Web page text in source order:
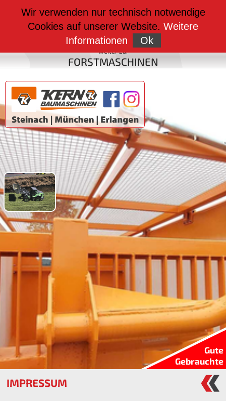
BAUMASCHINEN
weiter zu:
FAHRZEUGBAU
weiter zu:
FORSTMASCHINEN
Gute
Gebrauchte
IMPRESSUM
Wir verwenden nur technisch notwendige
Cookies auf unserer Website. Weitere
Informationen
Ok